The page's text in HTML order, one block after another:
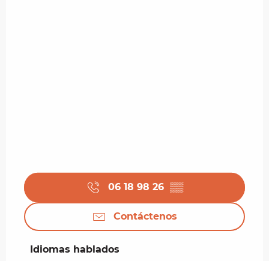
06 18 98 26 ▒▒
Contáctenos
Idiomas hablados
Idiomas hablados